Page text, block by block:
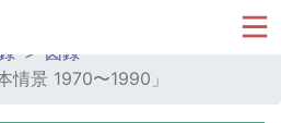
ョップ
図録
情景 1970〜1990」